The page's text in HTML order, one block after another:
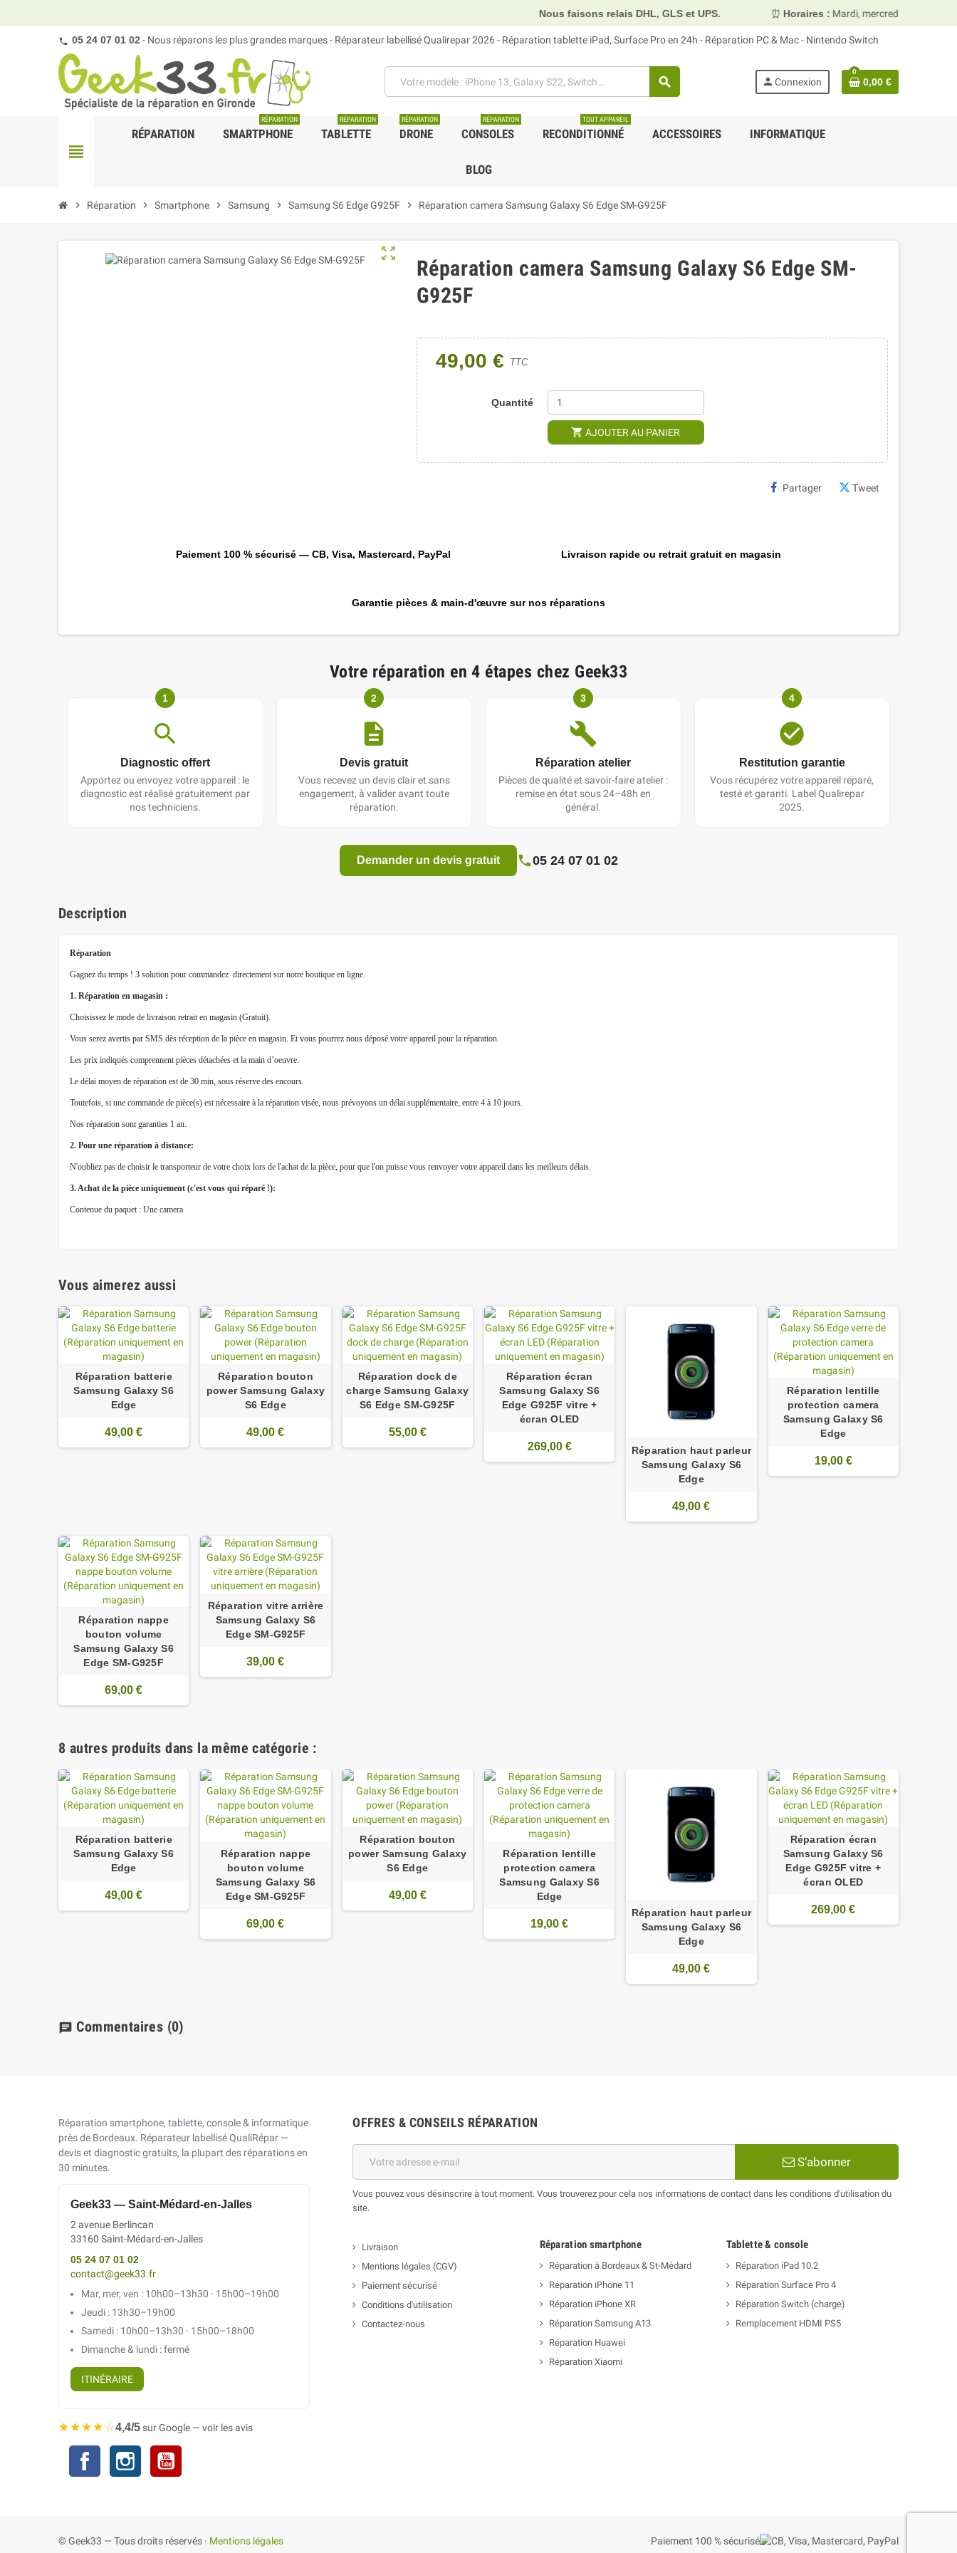
Nous faisons relais DHL, GLS et UPS. ⏰Horaires : Mardi, mercredi et vendredi 10h00–13h30
05 24 07 01 02- Nous réparons les plus grandes marques - Réparateur labellisé Qualirepar 2026 - Réparation tablette iPad, Surface Pro en 24h - Réparation PC & Mac - Nintendo Switch
search person Connexion
0
0,00 €
view_headline
RÉPARATION SMARTPHONE
RÉPARATION
TABLETTE
RÉPARATION
DRONE
RÉPARATION
CONSOLES
RÉPARATION
RECONDITIONNÉ
TOUT APPAREIL
ACCESSOIRES INFORMATIQUE
BLOG
chevron_right Réparation chevron_right Smartphone chevron_right Samsung chevron_right Samsung S6 Edge G925F chevron_right Réparation camera Samsung Galaxy S6 Edge SM-G925F
zoom_out_map
Réparation camera Samsung Galaxy S6 Edge SM-
G925F
49,00 € TTC
Quantité
shopping_cart AJOUTER AU PANIER
Partager Tweet
Paiement 100 % sécurisé — CB, Visa, Mastercard, PayPal Livraison rapide ou retrait gratuit en magasin
Garantie pièces & main-d'œuvre sur nos réparations
Votre réparation en 4 étapes chez Geek33
1
Diagnostic offert
Apportez ou envoyez votre appareil : le
diagnostic est réalisé gratuitement par
nos techniciens.
2
Devis gratuit
Vous recevez un devis clair et sans
engagement, à valider avant toute
réparation.
3
Réparation atelier
Pièces de qualité et savoir-faire atelier :
remise en état sous 24–48h en
général.
4
Restitution garantie
Vous récupérez votre appareil réparé,
testé et garanti. Label Qualirepar
2025.
Demander un devis gratuit 05 24 07 01 02
Description
Réparation
Gagnez du temps ! 3 solution pour commandez directement sur notre boutique en ligne.
1. Réparation en magasin :
Choisissez le mode de livraison retrait en magasin (Gratuit).
Vous serez avertis par SMS dès réception de la pièce en magasin. Et vous pourrez nous déposé votre appareil pour la réparation.
Les prix indiqués comprennent pièces détachées et la main d’oeuvre.
Le délai moyen de réparation est de 30 min, sous réserve des encours.
Toutefois, si une commande de pièce(s) est nécessaire à la réparation visée, nous prévoyons un délai supplémentaire, entre 4 à 10 jours.
Nos réparation sont garanties 1 an.
2. Pour une réparation à distance:
N'oubliez pas de choisir le transporteur de votre choix lors de l'achat de la pièce, pour que l'on puisse vous renvoyer votre appareil dans les meilleurs délais.
3. Achat de la pièce uniquement (c'est vous qui réparé !):
Contenue du paquet : Une camera
Vous aimerez aussi
Réparation batterie
Samsung Galaxy S6
Edge
49,00 €
Réparation bouton
power Samsung Galaxy
S6 Edge
49,00 €
Réparation dock de
charge Samsung Galaxy
S6 Edge SM-G925F
55,00 €
Réparation écran
Samsung Galaxy S6
Edge G925F vitre +
écran OLED
269,00 €
Réparation haut parleur
Samsung Galaxy S6
Edge
49,00 €
Réparation lentille
protection camera
Samsung Galaxy S6
Edge
19,00 €
Réparation nappe
bouton volume
Samsung Galaxy S6
Edge SM-G925F
69,00 €
Réparation vitre arrière
Samsung Galaxy S6
Edge SM-G925F
39,00 €
8 autres produits dans la même catégorie :
Réparation batterie
Samsung Galaxy S6
Edge
49,00 €
Réparation nappe
bouton volume
Samsung Galaxy S6
Edge SM-G925F
69,00 €
Réparation bouton
power Samsung Galaxy
S6 Edge
49,00 €
Réparation lentille
protection camera
Samsung Galaxy S6
Edge
19,00 €
Réparation haut parleur
Samsung Galaxy S6
Edge
49,00 €
Réparation écran
Samsung Galaxy S6
Edge G925F vitre +
écran OLED
269,00 €
chat Commentaires (0)
Réparation smartphone, tablette, console & informatique
près de Bordeaux. Réparateur labellisé QualiRépar —
devis et diagnostic gratuits, la plupart des réparations en
30 minutes.
Geek33 — Saint-Médard-en-Jalles
2 avenue Berlincan
33160 Saint-Médard-en-Jalles
05 24 07 01 02
contact@geek33.fr
Mar, mer, ven : 10h00–13h30 · 15h00–19h00
Jeudi : 13h30–19h00
Samedi : 10h00–13h30 · 15h00–18h00
Dimanche & lundi : fermé
ITINÉRAIRE
★★★★☆4,4/5sur Google — voir les avis
Facebook Instagram
OFFRES & CONSEILS RÉPARATION
S’abonner
Vous pouvez vous désinscrire à tout moment. Vous trouverez pour cela nos informations de contact dans les conditions d'utilisation du
site.
Livraison
Mentions légales (CGV)
Paiement sécurisé
Conditions d'utilisation
Contactez-nous
Réparation smartphone
Réparation à Bordeaux & St-Médard
Réparation iPhone 11
Réparation iPhone XR
Réparation Samsung A13
Réparation Huawei
Réparation Xiaomi
Tablette & console
Réparation iPad 10.2
Réparation Surface Pro 4
Réparation Switch (charge)
Remplacement HDMI PS5
© Geek33 — Tous droits réservés · Mentions légales Paiement 100 % sécurisé